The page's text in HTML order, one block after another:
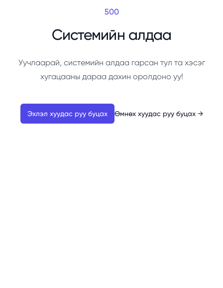
500
Системийн алдаа
Уучлаарай, системийн алдаа гарсан тул та хэсэг
хугацааны дараа дахин оролдоно уу!
Эхлэл хуудас руу буцах Өмнөх хуудас руу буцах →